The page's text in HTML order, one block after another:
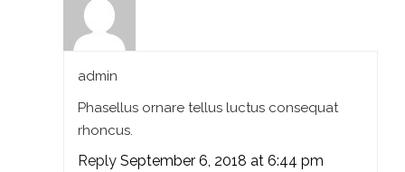
admin
Phasellus ornare tellus luctus consequat
rhoncus.
Reply September 6, 2018 at 6:44 pm